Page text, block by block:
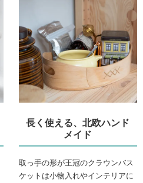
長く使える、北欧ハンド
メイド
取っ手の形が王冠のクラウンバス
ケットは小物入れやインテリアに